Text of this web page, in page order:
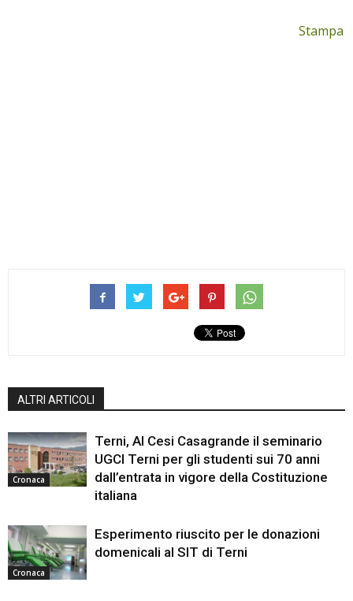
Stampa
ALTRI ARTICOLI
Cronaca
Terni, Al Cesi Casagrande il seminario
UGCI Terni per gli studenti sui 70 anni
dall’entrata in vigore della Costituzione
italiana
Cronaca
Esperimento riuscito per le donazioni
domenicali al SIT di Terni